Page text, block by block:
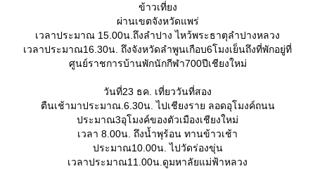
ข้าวเที่ยง
ผ่านเขตจังหวัดแพร่
เวลาประมาณ 15.00น.ถึงลำปาง ไหว้พระธาตุลำปางหลวง
เวลาประมาณ16.30น. ถึงจังหวัดลำพูนเกือบ6โมงเย็นถึงที่พักอยู่ที่
ศูนย์ราชการบ้านพักนักกีฬา700ปีเชียงใหม่
วันที่23 ธค. เที่ยววันที่สอง
ตืนเช้ามาประมาณ.6.30น. ไปเชียงราย ลอดอุโมงค์ถนน
ประมาณ3อุโมงค์ของตัวเมืองเชียงใหม่
เวลา 8.00น. ถึงน้ำพุร้อน ทานข้าวเช้า
ประมาณ10.00น. ไปวัดร่องขุ่น
เวลาประมาณ11.00น.ดูมหาลัยแม่ฟ้าหลวง